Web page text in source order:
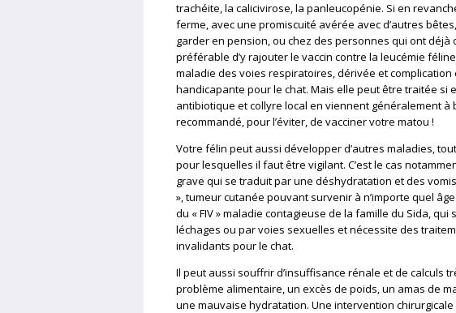
trachéite, la calicivirose, la panleucopénie. Si en
ferme, avec une promiscuité avérée avec d’autres
garder en pension, ou chez des personnes qui ont déjà
préférable d’y rajouter le vaccin contre la leucémie
maladie des voies respiratoires, dérivée et
handicapante pour le chat. Mais elle peut être traitée si
antibiotique et collyre local en viennent généralement à
recommandé, pour l’éviter, de vacciner votre matou !
Votre félin peut aussi développer d’autres maladies,
pour lesquelles il faut être vigilant. C’est le cas
grave qui se traduit par une déshydratation et des
», tumeur cutanée pouvant survenir à n’importe quel
du « FIV » maladie contagieuse de la famille du Sida,
léchages ou par voies sexuelles et nécessite des
invalidants pour le chat.
Il peut aussi souffrir d’insuffisance rénale et de calculs
problème alimentaire, un excès de poids, un amas de
une mauvaise hydratation. Une intervention